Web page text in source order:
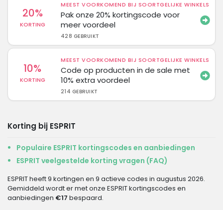
20%
KORTING
MEEST VOORKOMEND BIJ SOORTGELIJKE WINKELS
Pak onze 20% kortingscode voor
meer voordeel
428 GEBRUIKT
10%
KORTING
MEEST VOORKOMEND BIJ SOORTGELIJKE WINKELS
Code op producten in de sale met
10% extra voordeel
214 GEBRUIKT
Korting bij ESPRIT
Populaire ESPRIT kortingscodes en aanbiedingen
ESPRIT veelgestelde korting vragen (FAQ)
ESPRIT heeft 9 kortingen en 9 actieve codes in augustus 2026.
Gemiddeld wordt er met onze ESPRIT kortingscodes en
aanbiedingen €17 bespaard.